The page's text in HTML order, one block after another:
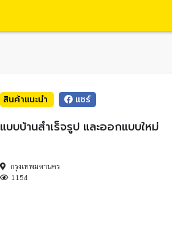
สินค้าแนะนำ แชร์
แบบบ้านสำเร็จรูป และออกแบบใหม่
กรุงเทพมหานคร
1154